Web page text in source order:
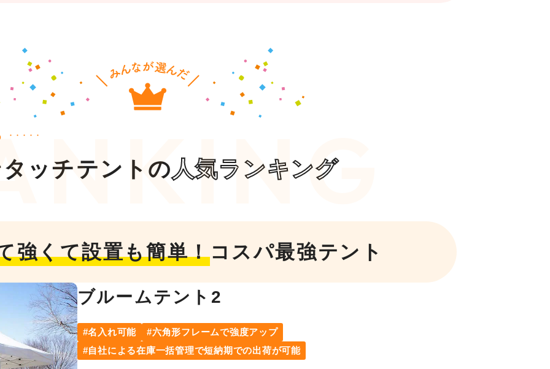
ッチテントの人気ランキング
強くて設置も簡単！コスパ最強テント
ブルームテント2
名入れ可能
六角形フレームで強度アップ
自社による在庫一括管理で短納期での出荷が可能